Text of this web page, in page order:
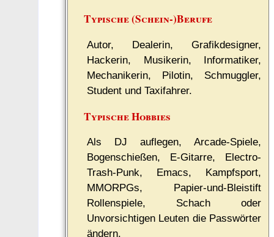
Typische (Schein-)Berufe
Autor, Dealerin, Grafikdesigner,
Hackerin, Musikerin, Informatiker,
Mechanikerin, Pilotin, Schmuggler,
Student und Taxifahrer.
Typische Hobbies
Als DJ auflegen, Arcade-Spiele,
Bogenschießen, E-Gitarre, Electro-
Trash-Punk, Emacs, Kampfsport,
MMORPGs, Papier-und-Bleistift
Rollenspiele, Schach oder
Unvorsichtigen Leuten die Passwörter
ändern.